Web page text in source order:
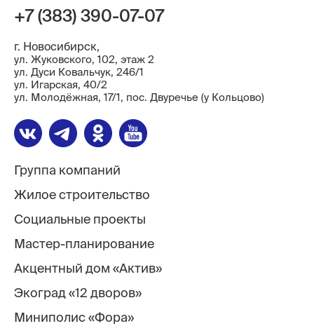
+7 (383) 390-07-07
г. Новосибирск,
ул. Жуковского, 102, этаж 2
ул. Дуси Ковальчук, 246/1
ул. ​Игарская, 40/2
ул. Молодёжная, 17/1, пос. Двуречье (у Кольцово)
Группа компаний
Жилое строительство
Социальные проекты
Мастер-планирование
Акцентный дом «Актив»
Экоград «12 дворов»
Миниполис «Фора»